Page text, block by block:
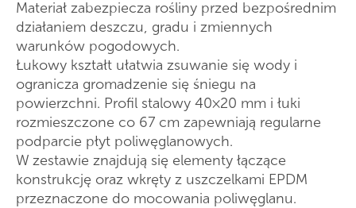
Materiał zabezpiecza rośliny przed bezpośrednim
działaniem deszczu, gradu i zmiennych
warunków pogodowych.
Łukowy kształt ułatwia zsuwanie się wody i
ogranicza gromadzenie się śniegu na
powierzchni. Profil stalowy 40×20 mm i łuki
rozmieszczone co 67 cm zapewniają regularne
podparcie płyt poliwęglanowych.
W zestawie znajdują się elementy łączące
konstrukcję oraz wkręty z uszczelkami EPDM
przeznaczone do mocowania poliwęglanu.